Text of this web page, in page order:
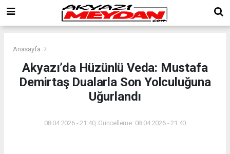
Anasayfa
Akyazı’da Hüzünlü Veda: Mustafa
Demirtaş Dualarla Son Yolculuğuna
Uğurlandı
08.04.2026 - 21:40, Güncelleme: 08.04.2026 - 21:40